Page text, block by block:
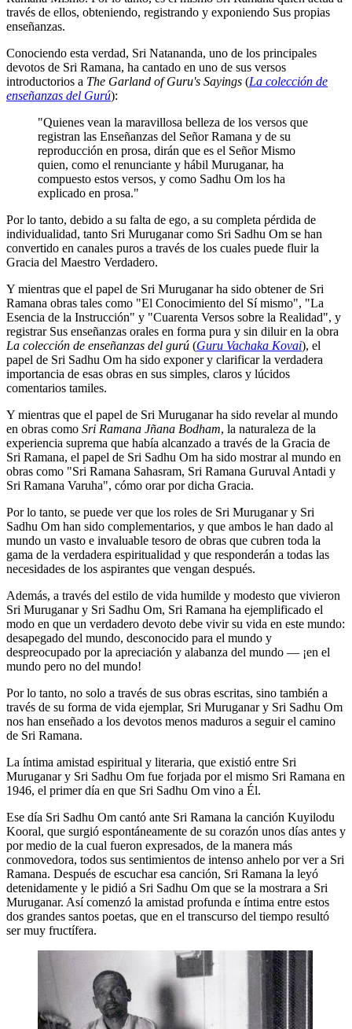
través de ellos, obteniendo, registrando y exponiendo Sus propias
enseñanzas.
Conociendo esta verdad, Sri Natananda, uno de los principales
devotos de Sri Ramana, ha cantado en uno de sus versos
introductorios a The Garland of Guru's Sayings (La colección de
enseñanzas del Gurú):
"Quienes vean la maravillosa belleza de los versos que
registran las Enseñanzas del Señor Ramana y de su
reproducción en prosa, dirán que es el Señor Mismo
quien, como el renunciante y hábil Muruganar, ha
compuesto estos versos, y como Sadhu Om los ha
explicado en prosa."
Por lo tanto, debido a su falta de ego, a su completa pérdida de
individualidad, tanto Sri Muruganar como Sri Sadhu Om se han
convertido en canales puros a través de los cuales puede fluir la
Gracia del Maestro Verdadero.
Y mientras que el papel de Sri Muruganar ha sido obtener de Sri
Ramana obras tales como "El Conocimiento del Sí mismo", "La
Esencia de la Instrucción" y "Cuarenta Versos sobre la Realidad", y
registrar Sus enseñanzas orales en forma pura y sin diluir en la obra
La colección de enseñanzas del gurú (Guru Vachaka Kovai), el
papel de Sri Sadhu Om ha sido exponer y clarificar la verdadera
importancia de esas obras en sus simples, claros y lúcidos
comentarios tamiles.
Y mientras que el papel de Sri Muruganar ha sido revelar al mundo
en obras como Sri Ramana Jñana Bodham, la naturaleza de la
experiencia suprema que había alcanzado a través de la Gracia de
Sri Ramana, el papel de Sri Sadhu Om ha sido mostrar al mundo en
obras como "Sri Ramana Sahasram, Sri Ramana Guruval Antadi y
Sri Ramana Varuha", cómo orar por dicha Gracia.
Por lo tanto, se puede ver que los roles de Sri Muruganar y Sri
Sadhu Om han sido complementarios, y que ambos le han dado al
mundo un vasto e invaluable tesoro de obras que cubren toda la
gama de la verdadera espiritualidad y que responderán a todas las
necesidades de los aspirantes que vengan después.
Además, a través del estilo de vida humilde y modesto que vivieron
Sri Muruganar y Sri Sadhu Om, Sri Ramana ha ejemplificado el
modo en que un verdadero devoto debe vivir su vida en este mundo:
desapegado del mundo, desconocido para el mundo y
despreocupado por la apreciación y alabanza del mundo ― ¡en el
mundo pero no del mundo!
Por lo tanto, no solo a través de sus obras escritas, sino también a
través de su forma de vida ejemplar, Sri Muruganar y Sri Sadhu Om
nos han enseñado a los devotos menos maduros a seguir el camino
de Sri Ramana.
La íntima amistad espiritual y literaria, que existió entre Sri
Muruganar y Sri Sadhu Om fue forjada por el mismo Sri Ramana en
1946, el primer día en que Sri Sadhu Om vino a Él.
Ese día Sri Sadhu Om cantó ante Sri Ramana la canción Kuyilodu
Kooral, que surgió espontáneamente de su corazón unos días antes y
por medio de la cual fueron expresados, de la manera más
conmovedora, todos sus sentimientos de intenso anhelo por ver a Sri
Ramana. Después de escuchar esa canción, Sri Ramana la leyó
detenidamente y le pidió a Sri Sadhu Om que se la mostrara a Sri
Muruganar. Así comenzó la amistad profunda e íntima entre estos
dos grandes santos poetas, que en el transcurso del tiempo resultó
ser muy fructífera.